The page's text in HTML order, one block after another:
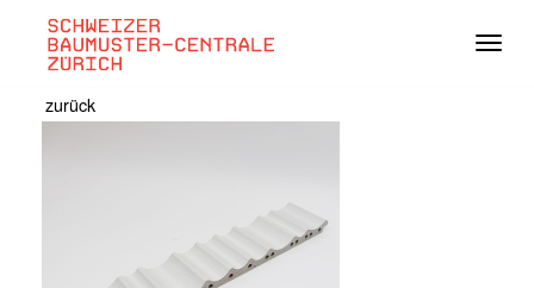
zurück